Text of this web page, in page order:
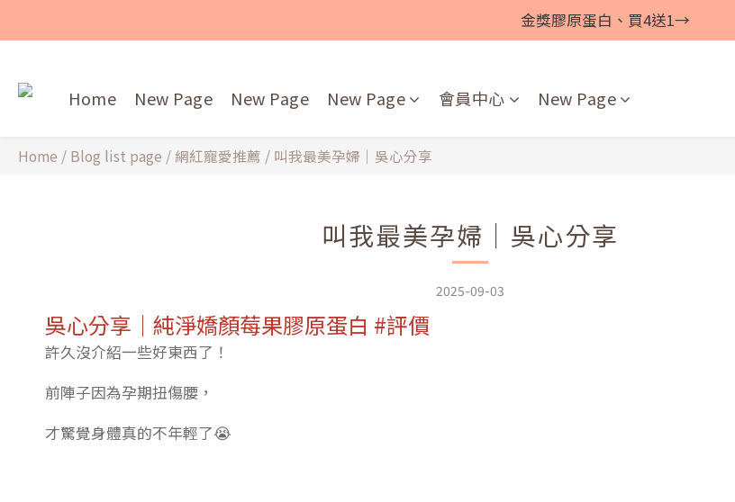
金獎膠原蛋白、買4送1→
Home New Page New Page New Page 會員中心 New Page
Home / Blog list page / 網紅寵愛推薦 / 叫我最美孕婦｜吳心分享
叫我最美孕婦｜吳心分享
2025-09-03
吳心分享｜純淨嬌顏莓果膠原蛋白 #評價
許久沒介紹一些好東西了！
前陣子因為孕期扭傷腰，
才驚覺身體真的不年輕了😭